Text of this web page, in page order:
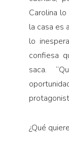
Carolina
la casa es
lo
confiesa
saca.
¿Qué